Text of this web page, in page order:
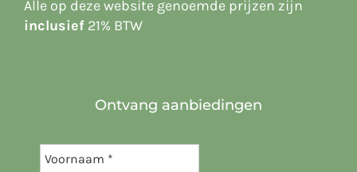
Alle op deze websitegenoemde prijzen zijn
inclusief21% BTW
Ontvang aanbiedingen